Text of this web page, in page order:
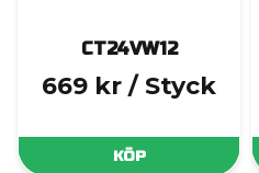
CT24VW12
669 kr / Styck
KÖP